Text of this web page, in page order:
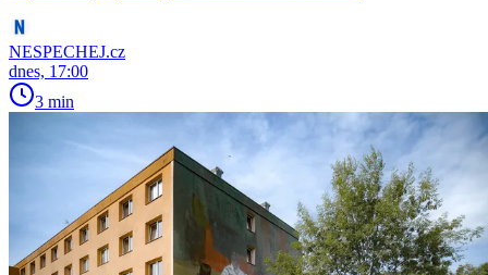
NESPECHEJ.cz
dnes, 17:00
3 min